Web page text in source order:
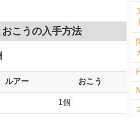
こうの入手方法
ルアー おこう
1個